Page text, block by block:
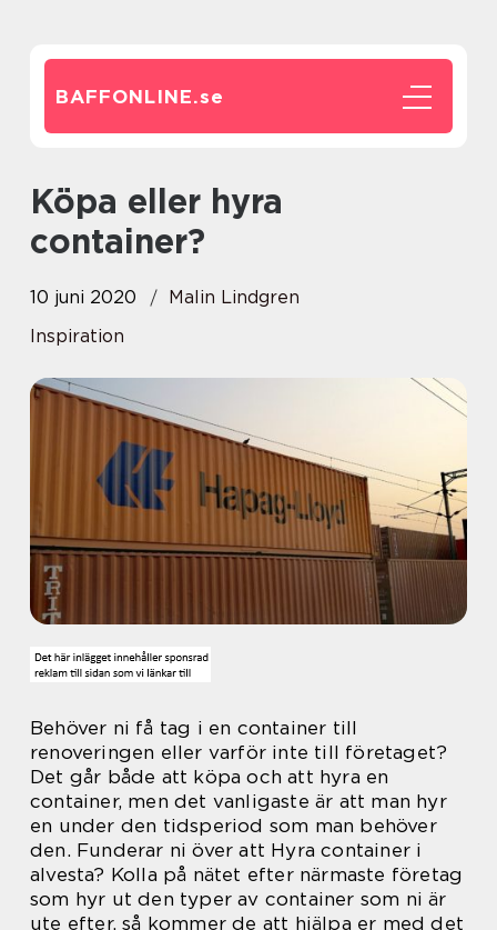
BAFFONLINE.se
Köpa eller hyra
container?
10 juni 2020
Malin Lindgren
Inspiration
Behöver ni få tag i en container till
renoveringen eller varför inte till företaget?
Det går både att köpa och att hyra en
container, men det vanligaste är att man hyr
en under den tidsperiod som man behöver
den. Funderar ni över att Hyra container i
alvesta? Kolla på nätet efter närmaste företag
som hyr ut den typer av container som ni är
ute efter, så kommer de att hjälpa er med det